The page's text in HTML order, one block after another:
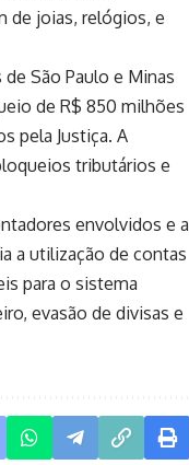
de joias, relógios, e
São Paulo e Minas
de R$ 850 milhões
pela Justiça. A
tributários e
envolvidos e a
a utilização de contas
para o sistema
evasão de divisas e